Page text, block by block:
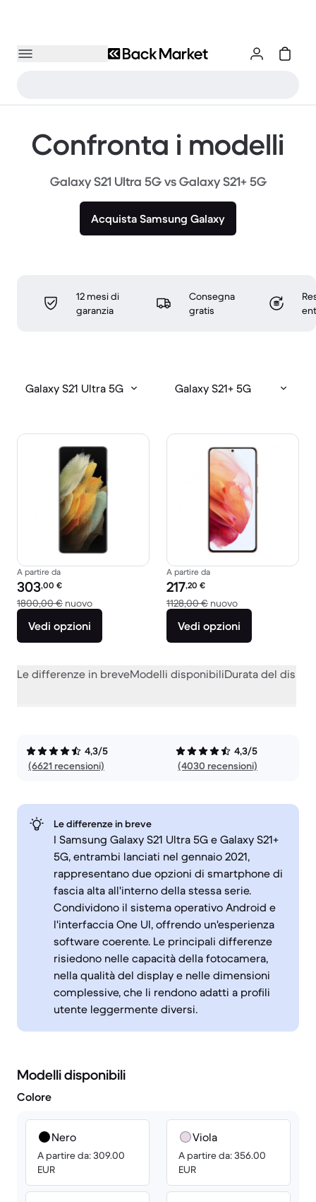
Confronta i modelli
Galaxy S21 Ultra 5G vs Galaxy S21+ 5G
Acquista Samsung Galaxy
12 mesi di
garanzia
Consegna
gratis
Galaxy S21 Ultra 5G Galaxy S21+ 5G
A partire da
Prezzo del ricondizionato:
303,00 €
1800,00 € nuovoRispetto a 1800,00 € del nuovo
Vedi opzioni
A partire da
Prezzo del ricondizionato:
217,20 €
1128,00 € nuovoRispetto a
Vedi opzioni
Le differenze in breveModelli disponibiliDurata del
4,3/5
(6621 recensioni)
4,3/5
(4030 recensioni)
Le differenze in breve
I Samsung Galaxy S21 Ultra 5G e Galaxy S21+
5G, entrambi lanciati nel gennaio 2021,
rappresentano due opzioni di smartphone di
fascia alta all'interno della stessa serie.
Condividono il sistema operativo Android e
l'interfaccia One UI, offrendo un'esperienza
software coerente. Le principali differenze
risiedono nelle capacità della fotocamera,
nella qualità del display e nelle dimensioni
complessive, che li rendono adatti a profili
utente leggermente diversi.
Modelli disponibili
Colore
Nero
A partire da: 309.00
EUR
Viola
A partire da: 356.00
EUR